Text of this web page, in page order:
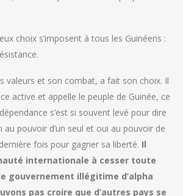
choix s’imposent à tous les Guinéens :
valeurs et son combat, a fait son choix. Il
active et appelle le peuple de Guinée, ce
s’est si souvent levé pour dire
au pouvoir d’un seul et oui au pouvoir de
fois pour gagner sa liberté. Il
internationale à cesser toute
gouvernement illégitime d’alpha
pas croire que d’autres pays se